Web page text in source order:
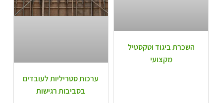
השכרת ביגוד וטקסטיל
מקצועי
ערכות סטריליות לעובדים
בסביבות רגישות